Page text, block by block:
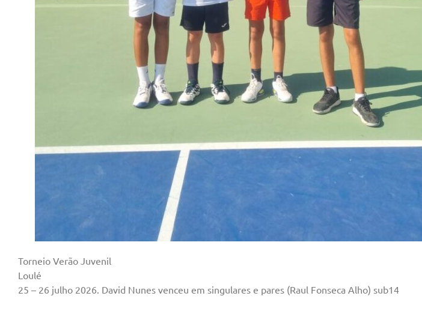
Torneio Verão Juvenil
Loulé
25 – 26 julho 2026. David Nunes venceu em singulares e pares (Raul Fonseca Alho) sub14